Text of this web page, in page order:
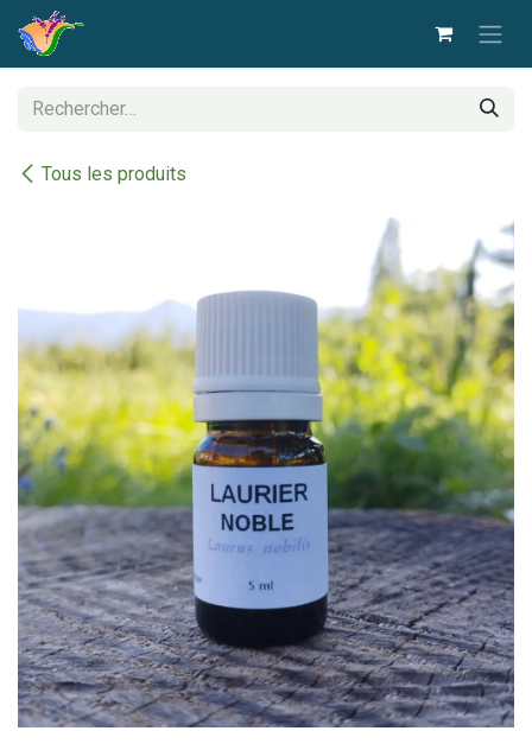
Se rendre au contenu
Tous les produits